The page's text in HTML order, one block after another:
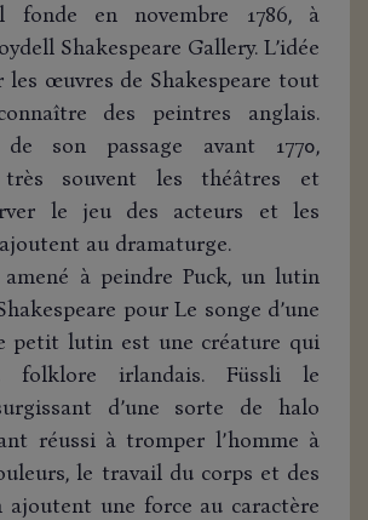
fonde en novembre 1786, à
Shakespeare Gallery. L’idée
les œuvres de Shakespeare tout
des peintres anglais.
son passage avant 1770,
très souvent les théâtres et
le jeu des acteurs et les
au dramaturge.
à peindre Puck, un lutin
pour Le songe d’une
petit lutin est une créature qui
folklore irlandais. Füssli le
d’une sorte de halo
réussi à tromper l’homme à
le travail du corps et des
une force au caractère